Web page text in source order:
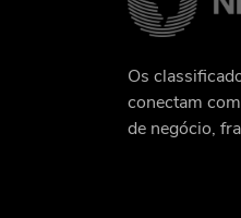
Os
conectam
de negócio,